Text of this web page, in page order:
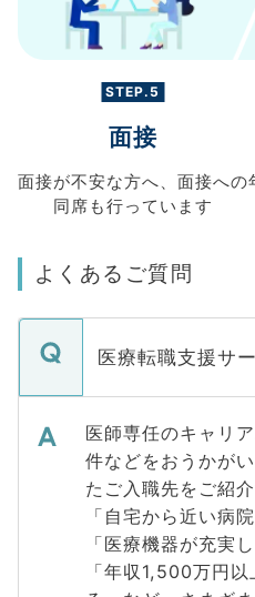
STEP.5
面接
面接が不安な方へ、 面接への
同席も行っています
よくあるご質問
医療転職支援サ
医師専任のキャリ
件などをおうかが
たご入職先をご紹
「自宅から近い病
「医療機器が充実
「年収1,500万円